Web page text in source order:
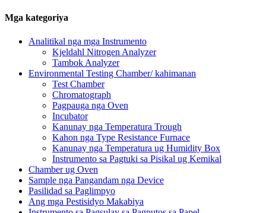
Mga kategoriya
Analitikal nga mga Instrumento
Kjeldahl Nitrogen Analyzer
Tambok Analyzer
Environmental Testing Chamber/ kahimanan
Test Chamber
Chromatograph
Pagpauga nga Oven
Incubator
Kanunay nga Temperatura Trough
Kahon nga Type Resistance Furnace
Kanunay nga Temperatura ug Humidity Box
Instrumento sa Pagtuki sa Pisikal ug Kemikal
Chamber ug Oven
Sample nga Pangandam nga Device
Pasilidad sa Paglimpyo
Ang mga Pestisidyo Makabiya